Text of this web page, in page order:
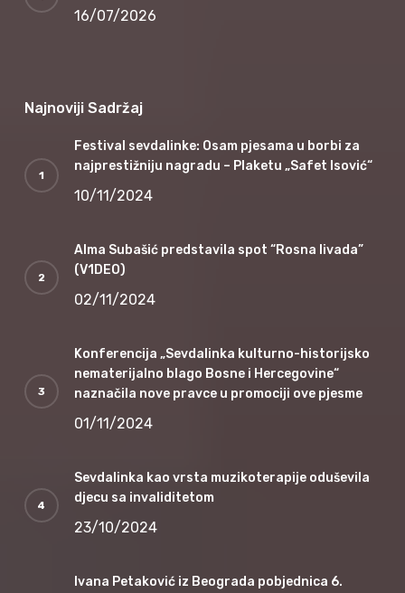
16/07/2026
Najnoviji Sadržaj
Festival sevdalinke: Osam pjesama u borbi za
najprestižniju nagradu – Plaketu „Safet Isović“
10/11/2024
Alma Subašić predstavila spot “Rosna livada”
(V1DEO)
02/11/2024
Konferencija „Sevdalinka kulturno-historijsko
nematerijalno blago Bosne i Hercegovine“
naznačila nove pravce u promociji ove pjesme
01/11/2024
Sevdalinka kao vrsta muzikoterapije oduševila
djecu sa invaliditetom
23/10/2024
Ivana Petaković iz Beograda pobjednica 6.